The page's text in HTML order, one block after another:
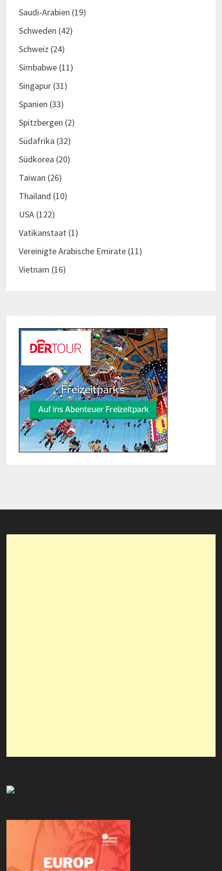
Saudi-Arabien (19)
Schweden (42)
Schweiz (24)
Simbabwe(11)
Singapur(31)
Spanien (33)
Spitzbergen (2)
Südafrika (32)
Südkorea (20)
Taiwan (26)
Thailand (10)
USA(122)
Vatikanstaat(1)
Vereinigte Arabische Emirate(11)
Vietnam (16)